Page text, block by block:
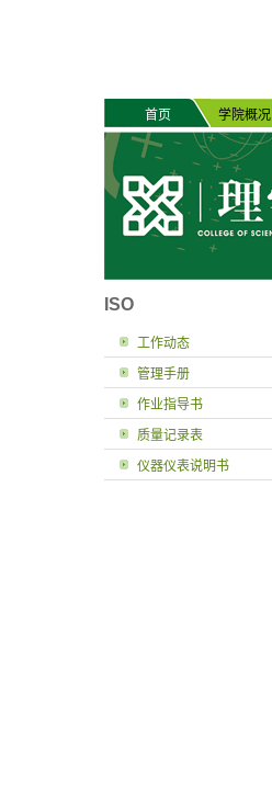
首页 学院概况
ISO
工作动态
管理手册
作业指导书
质量记录表
仪器仪表说明书